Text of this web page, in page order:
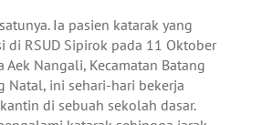
Ia pasien katarak yang
di RSUD Sipirok pada 11 Oktober
Aek Nangali, Kecamatan Batang
Natal, ini sehari-hari bekerja
di sebuah sekolah dasar.